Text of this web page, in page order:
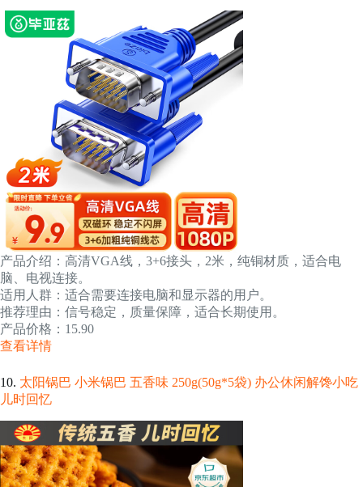
产品介绍：高清VGA线，3+6接头，2米，纯铜材质，适合电
脑、电视连接。
适用人群：适合需要连接电脑和显示器的用户。
推荐理由：信号稳定，质量保障，适合长期使用。
产品价格：15.90
查看详情
10. 太阳锅巴 小米锅巴 五香味 250g(50g*5袋) 办公休闲解馋小吃
儿时回忆